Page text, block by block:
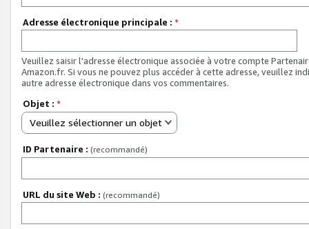
Adresse électronique principale : *
Veuillez saisir l'adresse électronique associée à votre compte
Amazon.fr. Si vous ne pouvez plus accéder à cette adresse, veuillez
autre adresse électronique dans vos commentaires.
Objet : *
Veuillez sélectionner un objet
ID Partenaire : (recommandé)
URL du site Web : (recommandé)